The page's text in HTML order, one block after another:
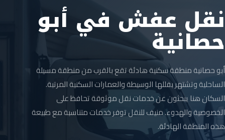
نقل عفش في أبو
حصانية
أبو حصانية منطقة سكنية هادئة تقع بالقرب من منطقة مسيلة
الساحلية وتشتهر بفللها الوسيطة والعمارات السكنية المرتبة.
السكان هنا يبحثون عن خدمات نقل موثوقة تحافظ على
الخصوصية والهدوء. منيف للنقل توفر خدمات متناسبة مع طبيعة
هذه المنطقة الهادئة.